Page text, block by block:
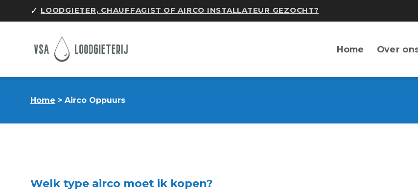
✓ LOODGIETER, CHAUFFAGIST OF AIRCO INSTALLATEUR GEZOCHT?
Home Over
Home > Airco Oppuurs
Welk type airco moet ik kopen?